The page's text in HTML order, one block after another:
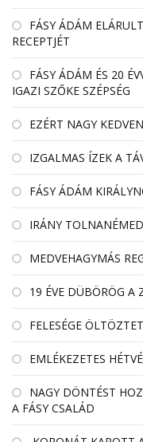
FÁSY ÁDÁM
RECEPTJÉT
FÁSY ÁDÁM ÉS 20
IGAZI SZŐKE SZÉPSÉG
EZÉRT NAGY
IZGALMAS ÍZEK A
FÁSY ÁDÁM
IRÁNY
MEDVEHAGYMÁS
19 ÉVE DÜBÖRÖG A
FELESÉGE
EMLÉKEZETES
NAGY DÖNTÉST
A FÁSY CSALÁD